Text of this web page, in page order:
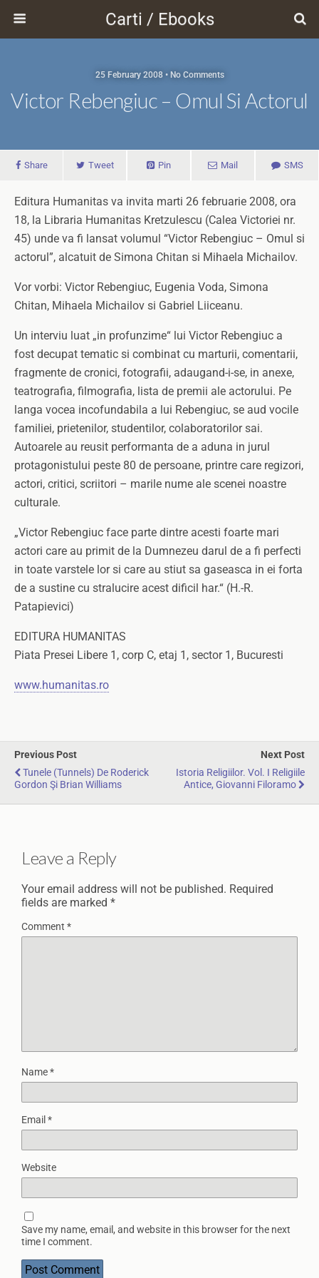
Carti / Ebooks
25 February 2008 • No Comments
Victor Rebengiuc – Omul Si Actorul
Share Tweet Pin Mail SMS
Editura Humanitas va invita marti 26 februarie 2008, ora
18, la Libraria Humanitas Kretzulescu (Calea Victoriei nr.
45) unde va fi lansat volumul “Victor Rebengiuc – Omul si
actorul”, alcatuit de Simona Chitan si Mihaela Michailov.
Vor vorbi: Victor Rebengiuc, Eugenia Voda, Simona
Chitan, Mihaela Michailov si Gabriel Liiceanu.
Un interviu luat „in profunzime“ lui Victor Rebengiuc a
fost decupat tematic si combinat cu marturii, comentarii,
fragmente de cronici, fotografii, adaugand-i-se, in anexe,
teatrografia, filmografia, lista de premii ale actorului. Pe
langa vocea incofundabila a lui Rebengiuc, se aud vocile
familiei, prietenilor, studentilor, colaboratorilor sai.
Autoarele au reusit performanta de a aduna in jurul
protagonistului peste 80 de persoane, printre care regizori,
actori, critici, scriitori – marile nume ale scenei noastre
culturale.
„Victor Rebengiuc face parte dintre acesti foarte mari
actori care au primit de la Dumnezeu darul de a fi perfecti
in toate varstele lor si care au stiut sa gaseasca in ei forta
de a sustine cu stralucire acest dificil har.“ (H.-R.
Patapievici)
EDITURA HUMANITAS
Piata Presei Libere 1, corp C, etaj 1, sector 1, Bucuresti
www.humanitas.ro
Previous Post
Tunele (Tunnels) De Roderick
Gordon Şi Brian Williams
Next Post
Istoria Religiilor. Vol. I Religiile
Antice, Giovanni Filoramo
Leave a Reply
Your email address will not be published. Required
fields are marked *
Comment *
Name*
Email *
Website
Save my name, email, and website in this browser for the next
time I comment.